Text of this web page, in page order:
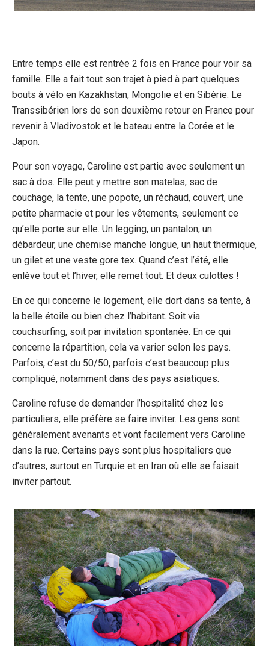
Entre temps elle est rentrée 2 fois en France pour voir sa
famille. Elle a fait tout son trajet à pied à part quelques
bouts à vélo en Kazakhstan, Mongolie et en Sibérie. Le
Transsibérien lors de son deuxième retour en France pour
revenir à Vladivostok et le bateau entre la Corée et le
Japon.
Pour son voyage, Caroline est partie avec seulement un
sac à dos. Elle peut y mettre son matelas, sac de
couchage, la tente, une popote, un réchaud, couvert, une
petite pharmacie et pour les vêtements, seulement ce
qu’elle porte sur elle. Un legging, un pantalon, un
débardeur, une chemise manche longue, un haut thermique,
un gilet et une veste gore tex. Quand c’est l’été, elle
enlève tout et l’hiver, elle remet tout. Et deux culottes !
En ce qui concerne le logement, elle dort dans sa tente, à
la belle étoile ou bien chez l’habitant. Soit via
couchsurfing, soit par invitation spontanée. En ce qui
concerne la répartition, cela va varier selon les pays.
Parfois, c’est du 50/50, parfois c’est beaucoup plus
compliqué, notamment dans des pays asiatiques.
Caroline refuse de demander l’hospitalité chez les
particuliers, elle préfère se faire inviter. Les gens sont
généralement avenants et vont facilement vers Caroline
dans la rue. Certains pays sont plus hospitaliers que
d’autres, surtout en Turquie et en Iran où elle se faisait
inviter partout.